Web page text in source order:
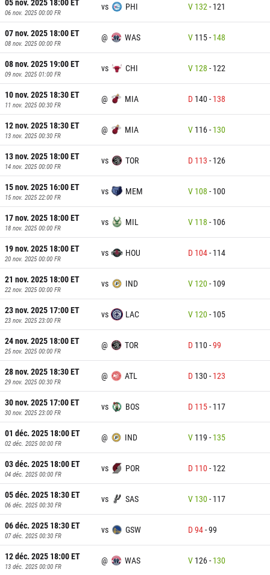
06 nov. 2025 00:00 FR
vs PHI V 132- 121
07 nov. 2025 18:00ET
08 nov. 2025 00:00 FR
@ WAS V 115- 148
08 nov. 2025 19:00ET
09 nov. 2025 01:00 FR
vs CHI V 128 - 122
10 nov. 2025 18:30ET
11 nov. 2025 00:30 FR
@ MIA D 140- 138
12 nov. 2025 18:30ET
13 nov. 2025 00:30 FR
@ MIA V 116- 130
13 nov. 2025 18:00ET
14 nov. 2025 00:00 FR
vs TOR D 113 - 126
15 nov. 2025 16:00ET
15 nov. 2025 22:00 FR
vs MEM V 108 - 100
17 nov. 2025 18:00ET
18 nov. 2025 00:00 FR
vs MIL V 118 - 106
19 nov. 2025 18:00ET
20 nov. 2025 00:00 FR
vs HOU D 104- 114
21 nov. 2025 18:00ET
22 nov. 2025 00:00 FR
vs IND V 120- 109
23 nov. 2025 17:00ET
23 nov. 2025 23:00 FR
vs LAC V 120- 105
24 nov. 2025 18:00ET
25 nov. 2025 00:00 FR
@ TOR D 110-99
28 nov. 2025 18:30ET
29 nov. 2025 00:30 FR
@ ATL D 130- 123
30 nov. 2025 17:00ET
30 nov. 2025 23:00 FR
vs BOS D 115- 117
01 déc. 2025 18:00ET
02 déc. 2025 00:00 FR
@ IND V 119 - 135
03 déc. 2025 18:00ET
04 déc. 2025 00:00 FR
vs POR D 110- 122
05 déc. 2025 18:30ET
06 déc. 2025 00:30 FR
vs SAS V 130- 117
06 déc. 2025 18:30ET
07 déc. 2025 00:30 FR
vs GSW D 94-99
12 déc. 2025 18:00ET
13 déc. 2025 00:00 FR
@ WAS V 126- 130